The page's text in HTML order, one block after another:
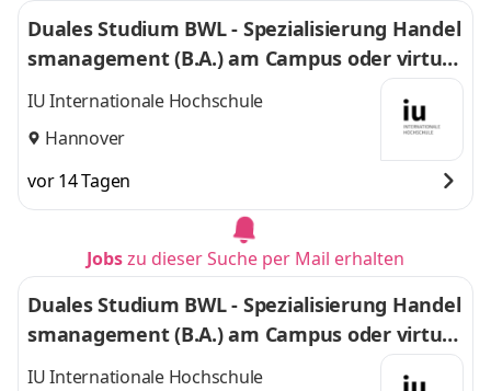
Duales Studium BWL - Spezialisierung Handel
smanagement (B.A.) am Campus oder virtuel
l
IU Internationale Hochschule
Hannover
vor 14 Tagen
Jobszu dieser Suche per Mail erhalten
Duales Studium BWL - Spezialisierung Handel
smanagement (B.A.) am Campus oder virtuel
l
IU Internationale Hochschule